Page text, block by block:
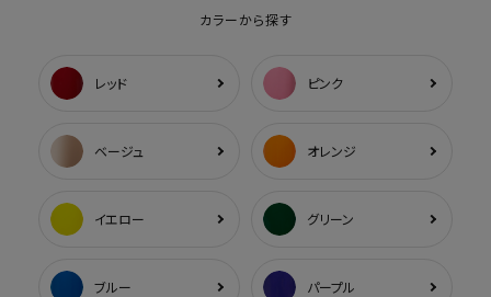
カラーから探す
レッド ピンク
ベージュ オレンジ
イエロー グリーン
ブルー パープル